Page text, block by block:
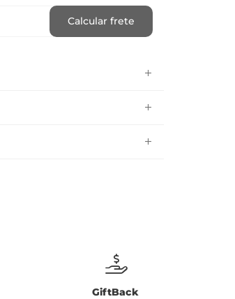
Calcular frete
GiftBack